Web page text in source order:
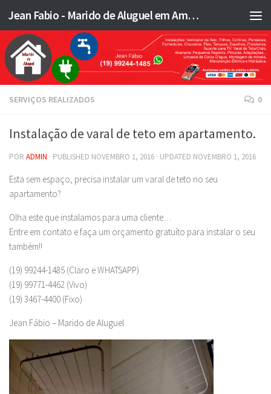
Skip to content Jean Fabio - Marido de Aluguel em Americana SP e região - JFMA
SERVIÇOS REALIZADOS 0
Instalação de varal de teto em apartamento.
POR ADMIN · PUBLISHED NOVEMBRO 1, 2016 · UPDATED NOVEMBRO 1, 2016
Esta sem espaço, precisa instalar um varal de teto no seu
apartamento?
Olha este que instalamos para uma cliente…
Entre em contato e faça um orçamento gratuíto para instalar o seu
também!!
(19) 99244-1485 (Claro e WHATSAPP)
(19) 99771-4462 (Vivo)
(19) 3467-4400 (Fixo)
Jean Fábio – Marido de Aluguel